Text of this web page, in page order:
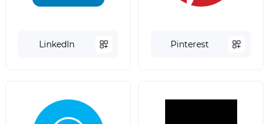
LinkedIn Pinterest